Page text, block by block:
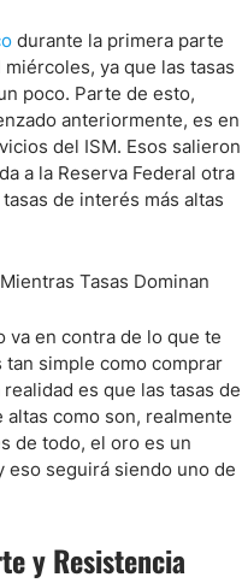
durante la primera parte
ya que las tasas
poco. Parte de esto,
anteriormente, es en
del ISM. Esos salieron
a la Reserva Federal otra
de interés más altas
va en contra de lo que te
simple como comprar
es que las tasas de
como son, realmente
de todo, el oro es un
seguirá siendo uno de
y Resistencia